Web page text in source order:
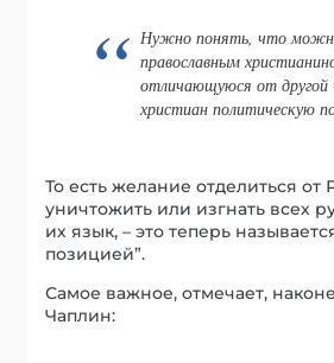
Нужно понять, что
православным
отличающуюся от другой
христиан политическую
То есть желание отделиться от
уничтожить или изгнать всех
их язык, – это теперь
позицией”.
Самое важное, отмечает,
Чаплин: